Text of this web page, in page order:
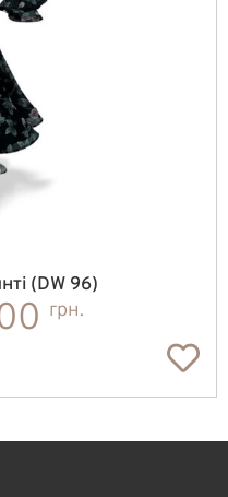
(DW 96)
грн.